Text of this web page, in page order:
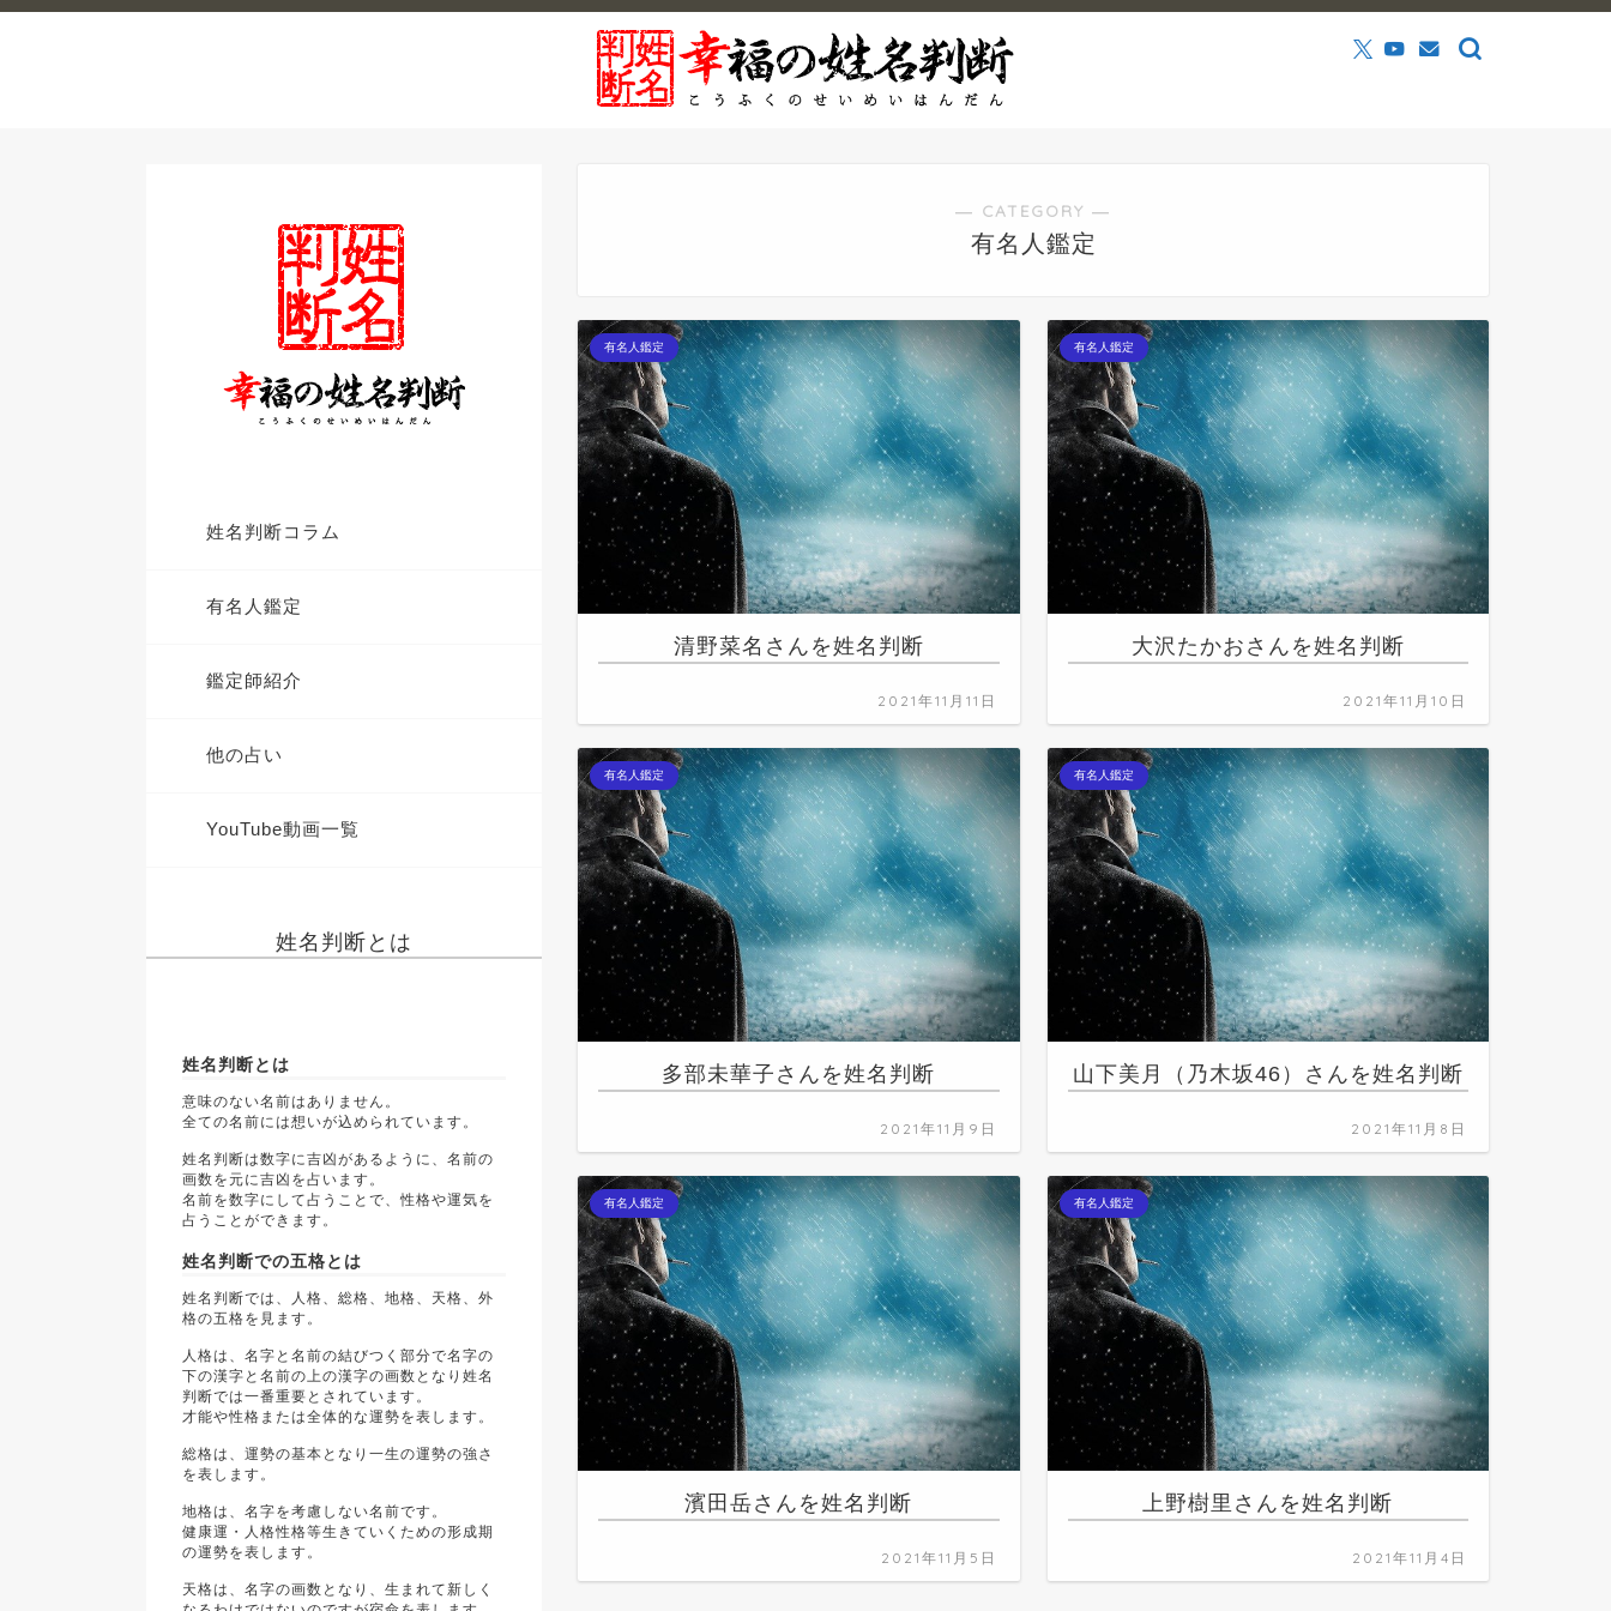
― CATEGORY ―
有名人鑑定
有名人鑑定
清野菜名さんを姓名判断
2021年11月11日
有名人鑑定
大沢たかおさんを姓名判断
2021年11月10日
有名人鑑定
多部未華子さんを姓名判断
2021年11月9日
有名人鑑定
山下美月（乃木坂46）さんを姓名判断
2021年11月8日
有名人鑑定
濱田岳さんを姓名判断
2021年11月5日
有名人鑑定
上野樹里さんを姓名判断
2021年11月4日
姓名判断コラム
有名人鑑定
鑑定師紹介
他の占い
YouTube動画一覧
姓名判断とは
姓名判断とは
意味のない名前はありません。
全ての名前には想いが込められています。
姓名判断は数字に吉凶があるように、名前の
画数を元に吉凶を占います。
名前を数字にして占うことで、性格や運気を
占うことができます。
姓名判断での五格とは
姓名判断では、人格、総格、地格、天格、外
格の五格を見ます。
人格は、名字と名前の結びつく部分で名字の
下の漢字と名前の上の漢字の画数となり姓名
判断では一番重要とされています。
才能や性格または全体的な運勢を表します。
総格は、運勢の基本となり一生の運勢の強さ
を表します。
地格は、名字を考慮しない名前です。
健康運・人格性格等生きていくための形成期
の運勢を表します。
天格は、名字の画数となり、生まれて新しく